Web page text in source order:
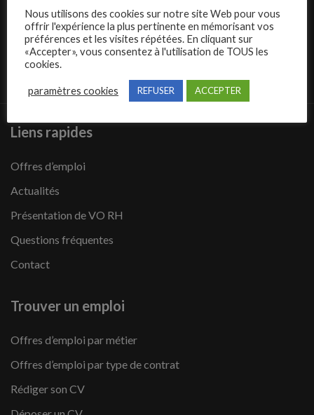
Entreprises Candidats
Nous suivre
Liens rapides
Offres d’emploi
Actualités
Présentation de VO RH
Questions fréquentes
Contact
Trouver un emploi
Offres d’emploi par métier
Offres d’emploi par type de contrat
Rédiger son CV
Nous utilisons des cookies sur notre site Web pour vous
offrir l'expérience la plus pertinente en mémorisant vos
préférences et les visites répétées. En cliquant sur
«Accepter», vous consentez à l'utilisation de TOUS les
cookies.
paramètres cookies REFUSER ACCEPTER